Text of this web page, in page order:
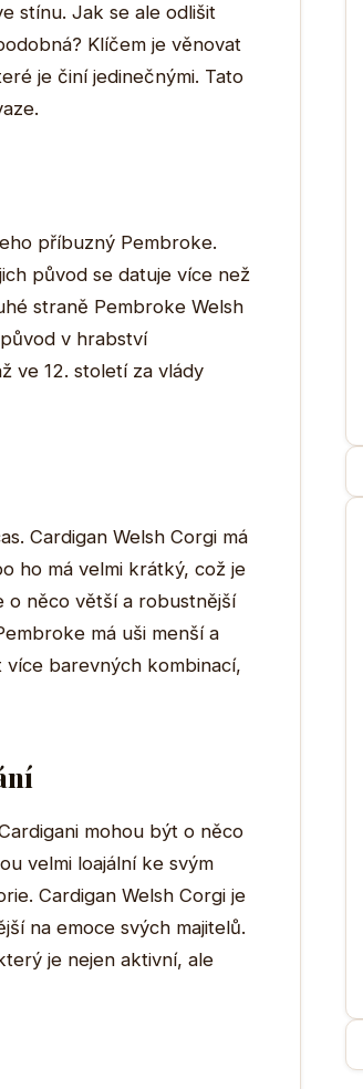
stínu. Jak se ale odlišit
Klíčem je věnovat
je činí jedinečnými. Tato
příbuzný Pembroke.
původ se datuje více než
straně Pembroke Welsh
v hrabství
ve 12. století za vlády
Cardigan Welsh Corgi má
ho má velmi krátký, což je
o něco větší a robustnější
má uši menší a
více barevných kombinací,
mohou být o něco
velmi loajální ke svým
Cardigan Welsh Corgi je
na emoce svých majitelů.
je nejen aktivní, ale